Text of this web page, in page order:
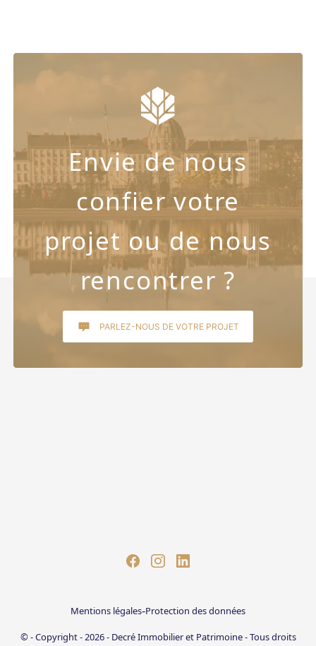
Envie de nous
confier votre
projet ou de nous
rencontrer ?
PARLEZ-NOUS DE VOTRE PROJET
© - Copyright - 2026 - Decré Immobilier et Patrimoine - Tous droits
Mentions légales-Protection des données